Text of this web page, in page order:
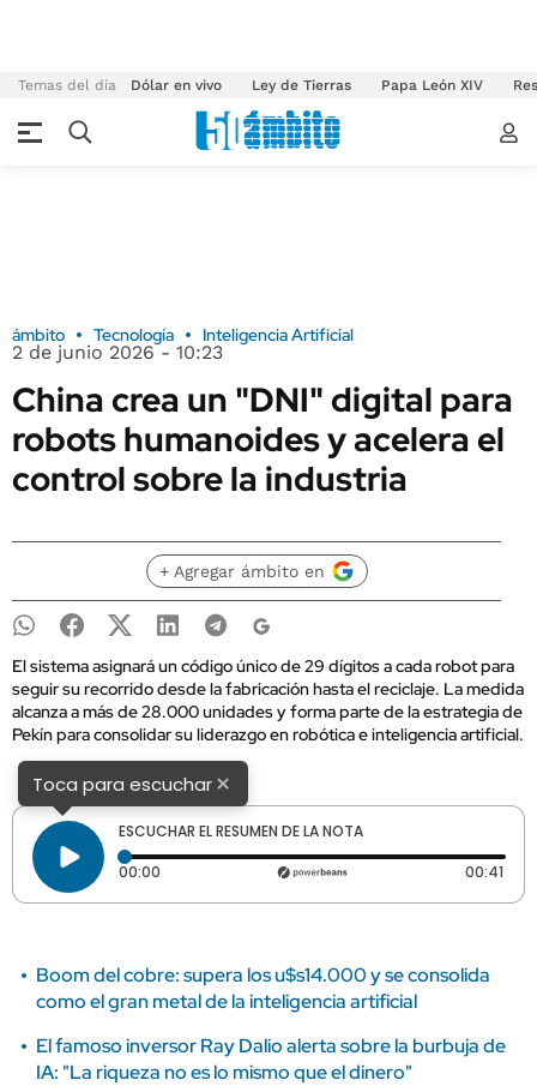
Temas del día Dólar en vivo Ley de Tierras Papa León XIV
ámbito Tecnología Inteligencia Artificial
2 de junio 2026 - 10:23
China crea un "DNI" digital para
robots humanoides y acelera el
control sobre la industria
+ Agregar ámbito en
El sistema asignará un código único de 29 dígitos a cada robot para
seguir su recorrido desde la fabricación hasta el reciclaje. La medida
alcanza a más de 28.000 unidades y forma parte de la estrategia de
Pekín para consolidar su liderazgo en robótica e inteligencia artificial.
Toca para escuchar×
ESCUCHAR EL RESUMEN DE LA NOTA
00:00 Tiempo transcurrido: 0 segundos 00:41
Boom del cobre: supera los u$s14.000 y se consolida
como el gran metal de la inteligencia artificial
El famoso inversor Ray Dalio alerta sobre la burbuja de
IA: "La riqueza no es lo mismo que el dinero"